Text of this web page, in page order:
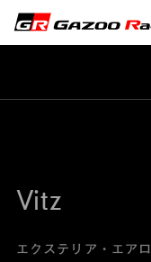
Vitz
エクステリア・エアロ